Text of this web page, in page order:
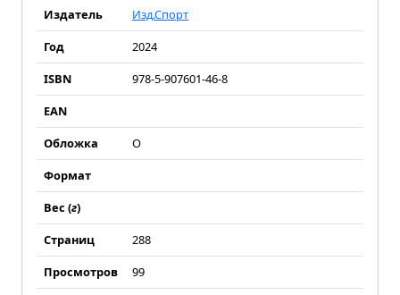
Издатель
Изд.Спорт
Год
2024
ISBN
978-5-907601-46-8
EAN
Обложка
О
Формат
Вес (г)
Страниц
288
Просмотров
99